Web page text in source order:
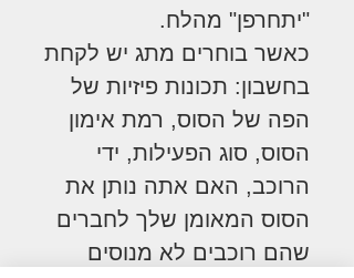
"יתחרפן" מהלח.
כאשר בוחרים מתג יש לקחת
בחשבון: תכונות פיזיות של
הפה של הסוס, רמת אימון
הסוס, סוג הפעילות, ידי
הרוכב, האם אתה נותן את
הסוס המאומן שלך לחברים
שהם רוכבים לא מנוסים